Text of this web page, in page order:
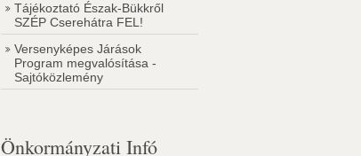
Tájékoztató Észak-Bükkről
SZÉP Cserehátra FEL!
Versenyképes Járások
Program megvalósítása -
Sajtóközlemény
Önkormányzati Infó